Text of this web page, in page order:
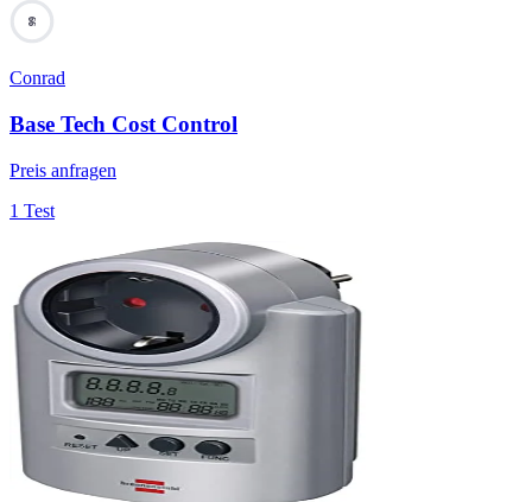
66
Conrad
Base Tech Cost Control
Preis anfragen
1 Test